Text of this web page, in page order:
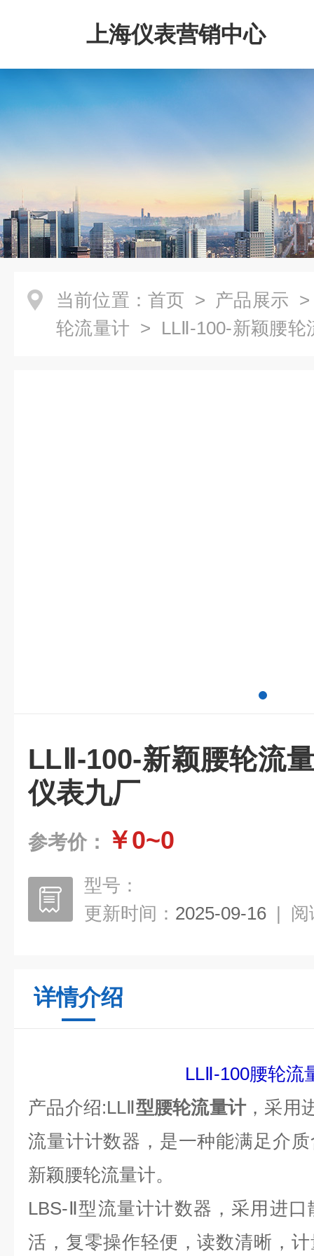
上海仪表营销中心
当前位置： 首页 > 产品展示
轮流量计 > LLⅡ-100-新颖腰轮
LLⅡ-100-新颖腰轮流
仪表九厂
参考价： ￥0~0
型号：
更新时间： 2025-09-16 | 阅
详情介绍
LLⅡ-100腰轮流
产品介绍:LLⅡ型腰轮流量计，采用
流量计计数器，是一种能满足介
新颖腰轮流量计。
LBS-Ⅱ型流量计计数器，采用进
活，复零操作轻便，读数清晰，